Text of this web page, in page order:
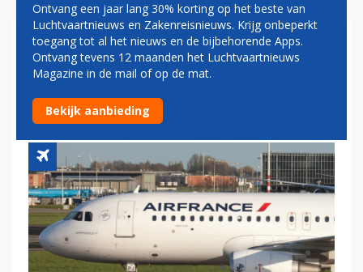
DINSDAG WEINIG
VLUCHTUITVAL AIR FRANCE
OP SCHIPHOL
Ontvang een jaar lang 30% korting op het beste van
Luchtvaartnieuws en Zakenreisnieuws. Krijg onbeperkt
toegang tot al het nieuws en de bijbehorende Apps.
Ontvang tevens 12 maanden het Luchtvaartnieuws
Magazine in de mail of op de mat.
Bekijk aanbieding